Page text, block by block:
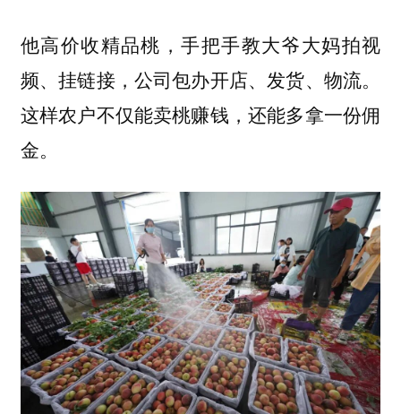
他高价收精品桃，手把手教大爷大妈拍视
频、挂链接，公司包办开店、发货、物流。
这样农户不仅能卖桃赚钱，还能多拿一份佣
金。